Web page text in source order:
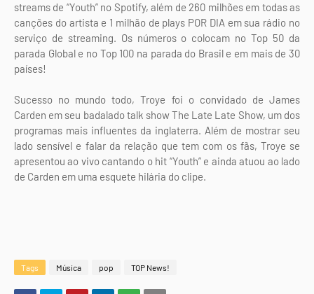
streams de “Youth” no Spotify, além de 260 milhões em todas as
canções do artista e 1 milhão de plays POR DIA em sua rádio no
serviço de streaming. Os números o colocam no Top 50 da
parada Global e no Top 100 na parada do Brasil e em mais de 30
países!
Sucesso no mundo todo, Troye foi o convidado de James
Carden em seu badalado talk show The Late Late Show, um dos
programas mais influentes da inglaterra. Além de mostrar seu
lado sensível e falar da relação que tem com os fãs, Troye se
apresentou ao vivo cantando o hit “Youth” e ainda atuou ao lado
de Carden em uma esquete hilária do clipe.
Tags Música pop TOP News!